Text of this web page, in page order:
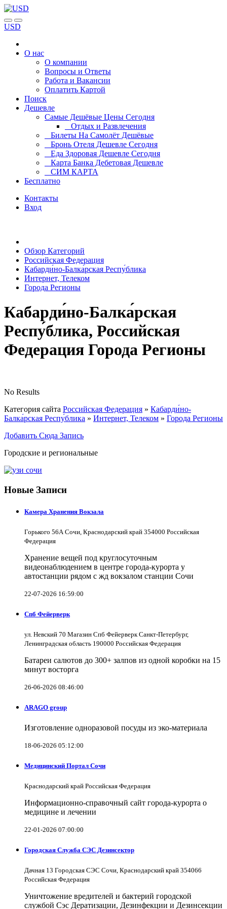
USD
О нас
О компании
Вопросы и Ответы
Работа и Вакансии
Оплатить Картой
Поиск
Дешевле
Самые Дешёвые Цены Сегодня
Отдых и Развлечения
Билеты На Самолёт Дешёвые
Бронь Отеля Дешевле Сегодня
Еда Здоровая Дешевле Сегодня
Карта Банка Дебетовая Дешевле
СИМ КАРТА
Бесплатно
Контакты
Вход
Обзор Категорий
Российская Федерация
Кабарди́но-Балка́рская Респу́блика
Интернет, Телеком
Города Регионы
Кабарди́но-Балка́рская
Респу́блика, Российская
Федерация Города Регионы
No Results
Категория сайта Российская Федерация » Кабарди́но-
Балка́рская Респу́блика » Интернет, Телеком » Города Регионы
Добавить Сюда Запись
Городские и региональные
Новые Записи
Камера Хранения Вокзала
Горького 56А Сочи, Краснодарский край 354000 Российская
Федерация
Хранение вещей под круглосуточным
видеонаблюдением в центре города-курорта у
автостанции рядом с жд вокзалом станции Сочи
22-07-2026 16:59:00
Спб Фейерверк
ул. Невский 70 Магазин Спб Фейерверк Санкт-Петербург,
Ленинградская область 190000 Российская Федерация
Батареи салютов до 300+ залпов из одной коробки на 15
минут восторга
26-06-2026 08:46:00
ARAGO group
Изготовление одноразовой посуды из эко-материала
18-06-2026 05:12:00
Медицинский Портал Сочи
Краснодарский край Российская Федерация
Информационно-справочный сайт города-курорта о
медицине и лечении
22-01-2026 07:00:00
Городская Служба СЭС Дезинсектор
Дачная 13 Городская СЭС Сочи, Краснодарский край 354066
Российская Федерация
Уничтожение вредителей и бактерий городской
службой Сэс Дератизации, Дезинфекции и Дезинсекции